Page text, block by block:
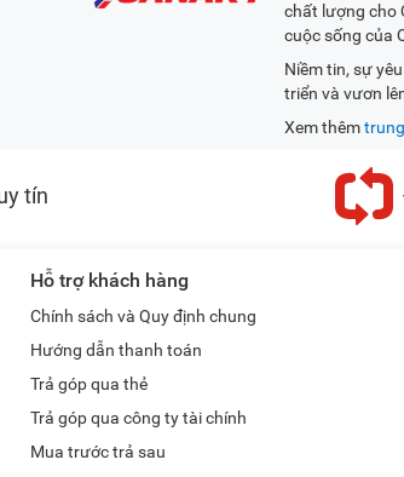
chất lượng cho
cuộc sống của
Niềm tin, sự
triển và vươn
Xem thêm
tín
Hỗ trợ khách hàng
Chính sách và Quy định chung
Hướng dẫn thanh toán
Trả góp qua thẻ
Trả góp qua công ty tài chính
Mua trước trả sau